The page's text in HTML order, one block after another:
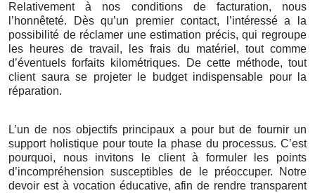
Relativement à nos conditions de facturation, nous
l’honnêteté. Dès qu’un premier contact, l’intéressé a la
possibilité de réclamer une estimation précis, qui regroupe
les heures de travail, les frais du matériel, tout comme
d’éventuels forfaits kilométriques. De cette méthode, tout
client saura se projeter le budget indispensable pour la
réparation.
L’un de nos objectifs principaux a pour but de fournir un
support holistique pour toute la phase du processus. C’est
pourquoi, nous invitons le client à formuler les points
d’incompréhension susceptibles de le préoccuper. Notre
devoir est à vocation éducative, afin de rendre transparent